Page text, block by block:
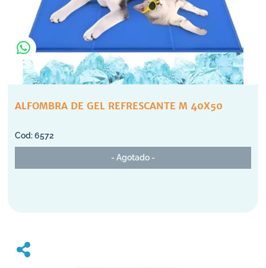
ALFOMBRA DE GEL REFRESCANTE M 40X50
6572
- Agotado -